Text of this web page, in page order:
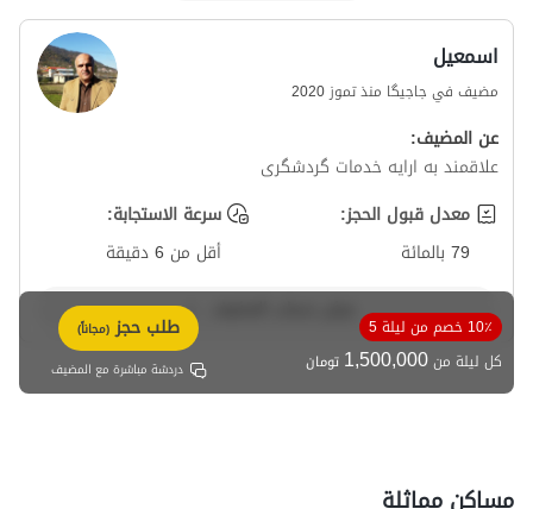
اسمعیل
مضيف في جاجیگا منذ تموز 2020
عن المضيف:
علاقمند به ارایه خدمات گردشگری
معدل قبول الحجز:
79 بالمائة
سرعة الاستجابة:
أقل من 6 دقيقة
10٪ خصم من ليلة 5
كل ليلة من1,500,000 تومان
طلب حجز (مجاناً)
دردشة مباشرة مع المضيف